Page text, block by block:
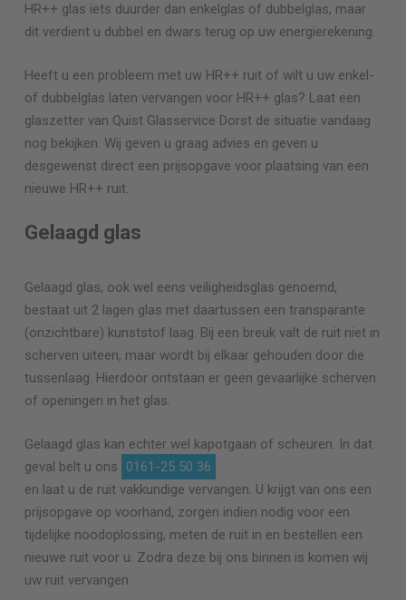
HR++ glas iets duurder dan enkelglas of dubbelglas, maar
dit verdient u dubbel en dwars terug op uw energierekening.
Heeft u een probleem met uw HR++ ruit of wilt u uw enkel-
of dubbelglas laten vervangen voor HR++ glas? Laat een
glaszetter van Quist Glasservice Dorstde situatie vandaag
nog bekijken. Wij geven u graag advies en geven u
desgewenst direct een prijsopgave voor plaatsing van een
nieuwe HR++ ruit.
Gelaagd glas
Gelaagd glas, ook wel eens veiligheidsglas genoemd,
bestaat uit 2 lagen glas met daartussen een transparante
(onzichtbare) kunststof laag. Bij een breuk valt de ruit niet in
scherven uiteen, maar wordt bij elkaar gehouden door die
tussenlaag. Hierdoor ontstaan er geen gevaarlijke scherven
of openingen in het glas.
Gelaagd glas kan echter wel kapotgaan of scheuren. In dat
geval belt u ons
0161-25 50 36
en laat u de ruit vakkundige vervangen. U krijgt van ons een
prijsopgave op voorhand, zorgen indien nodig voor een
tijdelijke noodoplossing, meten de ruit in en bestellen een
nieuwe ruit voor u. Zodra deze bij ons binnen is komen wij
uw ruit vervangen.